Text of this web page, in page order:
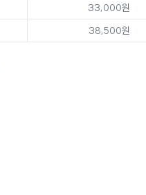
33,000원
38,500원